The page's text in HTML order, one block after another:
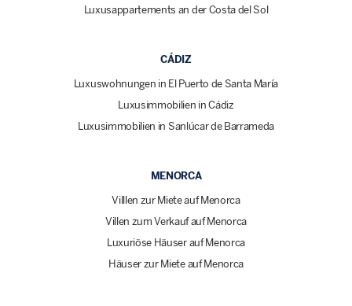
Luxusappartements an der Costa del Sol
CÁDIZ
Luxuswohnungen in El Puerto de Santa María
Luxusimmobilien in Cádiz
Luxusimmobilien in Sanlúcar de Barrameda
MENORCA
Villlen zur Miete auf Menorca
Villen zum Verkauf auf Menorca
Luxuriöse Häuser auf Menorca
Häuser zur Miete auf Menorca